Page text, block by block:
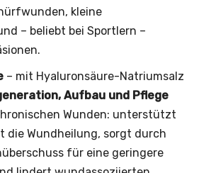
kleine
– beliebt bei Sportlern –
– mit Hyaluronsäure-Natriumsalz
Aufbau und Pflege
Wunden: unterstützt
die Wundheilung, sorgt durch
für eine geringere